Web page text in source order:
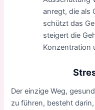
anregt, die als
schützt das
steigert die
Konzentration
Der einzige Weg,
zu führen, besteht